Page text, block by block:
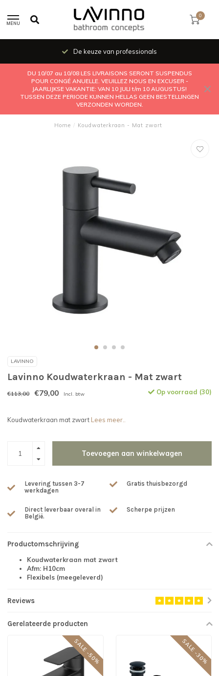
MENU
0
De keuze van professionals
DU 10/07 au 10/08 LES LIVRAISONS SERONT SUSPENDUS
POUR CONGÉ ANUELLE. VEUILLEZ NOUS EN EXCUSER -
JAARLIJKSE VAKANTIE: VAN 10 JULI t/m 10 AUGUSTUS!
TUSSEN DEZE PERIODE KUNNEN HELLAS GEEN BESTELLINGEN
VERZONDEN WORDEN.
Home / Koudwaterkraan - Mat zwart
LAVINNO
Lavinno Koudwaterkraan - Mat zwart
€113,00 €79,00 Incl. btw Op voorraad (30)
Koudwaterkraan mat zwart Lees meer..
Toevoegen aan winkelwagen
Levering tussen 3-7
werkdagen
Gratis thuisbezorgd
Direct leverbaar overal in
België.
Scherpe prijzen
Productomschrijving
Koudwaterkraan mat zwart
Afm: H10cm
Flexibels (meegeleverd)
Reviews
Gerelateerde producten
SALE -50% SALE -30%